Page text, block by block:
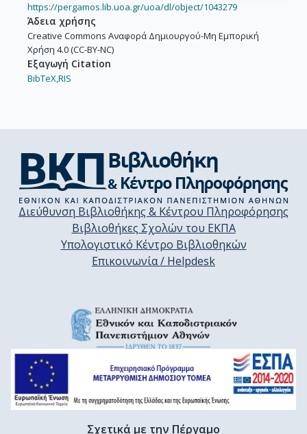
https://pergamos.lib.uoa.gr/uoa/dl/object/1043279
Άδεια χρήσης
Creative Commons Αναφορά Δημιουργού-Μη Εμπορική
Χρήση 4.0 (CC-BY-NC)
Εξαγωγή Citation
BibTeX,RIS
Διεύθυνση Βιβλιοθήκης & Κέντρου Πληροφόρησης
Βιβλιοθήκες Σχολών του ΕΚΠΑ
Υπολογιστικό Κέντρο Βιβλιοθηκών
Επικοινωνία / Helpdesk
Σχετικά με την Πέργαμο